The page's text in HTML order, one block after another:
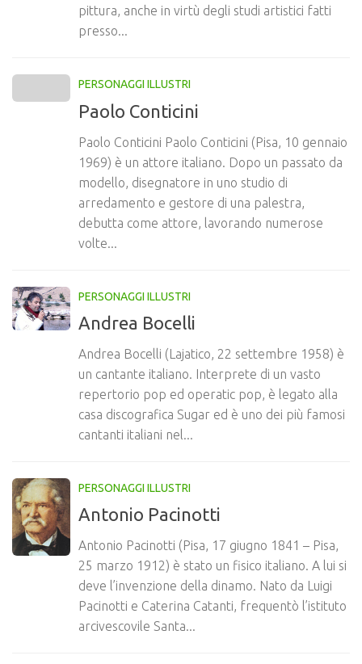
pittura, anche in virtù degli studi artistici fatti
presso...
PERSONAGGI ILLUSTRI
Paolo Conticini
Paolo Conticini Paolo Conticini (Pisa, 10 gennaio
1969) è un attore italiano. Dopo un passato da
modello, disegnatore in uno studio di
arredamento e gestore di una palestra,
debutta come attore, lavorando numerose
volte...
PERSONAGGI ILLUSTRI
Andrea Bocelli
Andrea Bocelli (Lajatico, 22 settembre 1958) è
un cantante italiano. Interprete di un vasto
repertorio pop ed operatic pop, è legato alla
casa discografica Sugar ed è uno dei più famosi
cantanti italiani nel...
PERSONAGGI ILLUSTRI
Antonio Pacinotti
Antonio Pacinotti (Pisa, 17 giugno 1841 – Pisa,
25 marzo 1912) è stato un fisico italiano. A lui si
deve l’invenzione della dinamo. Nato da Luigi
Pacinotti e Caterina Catanti, frequentò l’istituto
arcivescovile Santa...